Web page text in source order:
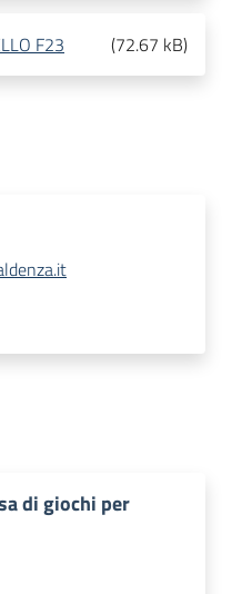
F23 (72.67 kB)
di giochi per